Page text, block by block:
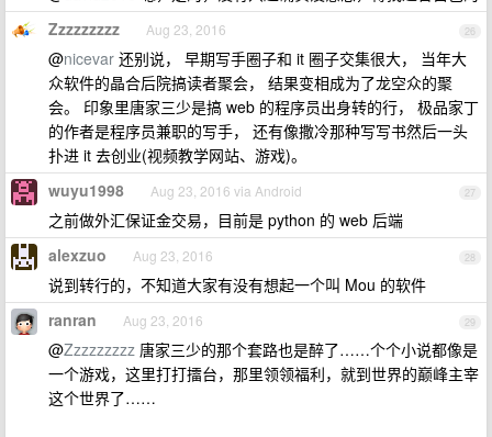
26
Zzzzzzzzz Aug 23, 2016
@nicevar 还别说， 早期写手圈子和 it 圈子交集很大， 当年大
众软件的晶合后院搞读者聚会， 结果变相成为了龙空众的聚
会。 印象里唐家三少是搞 web 的程序员出身转的行， 极品家丁
的作者是程序员兼职的写手， 还有像撒冷那种写写书然后一头
扑进 it 去创业(视频教学网站、游戏)。
27
wuyu1998 Aug 23, 2016 via Android
之前做外汇保证金交易，目前是 python 的 web 后端
28
alexzuo Aug 23, 2016
说到转行的，不知道大家有没有想起一个叫 Mou 的软件
29
ranran Aug 23, 2016
@Zzzzzzzzz 唐家三少的那个套路也是醉了……个个小说都像是
一个游戏，这里打打擂台，那里领领福利，就到世界的巅峰主宰
这个世界了……